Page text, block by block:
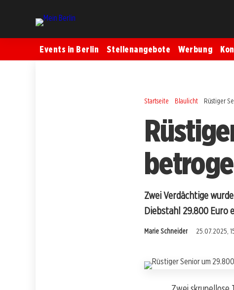
Events in Berlin Stellenangebote Werbung
Startseite Blaulicht Rüstiger
Zwei Verdächtige
Diebstahl 29.800 Euro
Marie Schneider 25.07.2025,